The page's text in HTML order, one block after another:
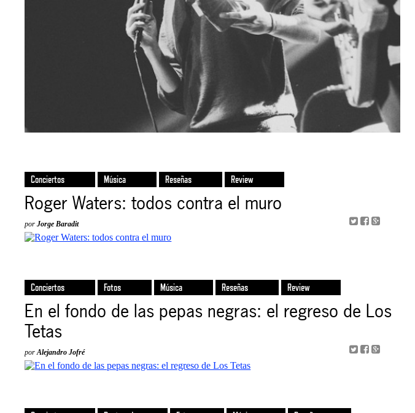
Conciertos Música Reseñas Review
Roger Waters: todos contra el muro
porJorge Baradit
Conciertos Fotos Música Reseñas Review
En el fondo de las pepas negras: el regreso de Los
Tetas
porAlejandro Jofré